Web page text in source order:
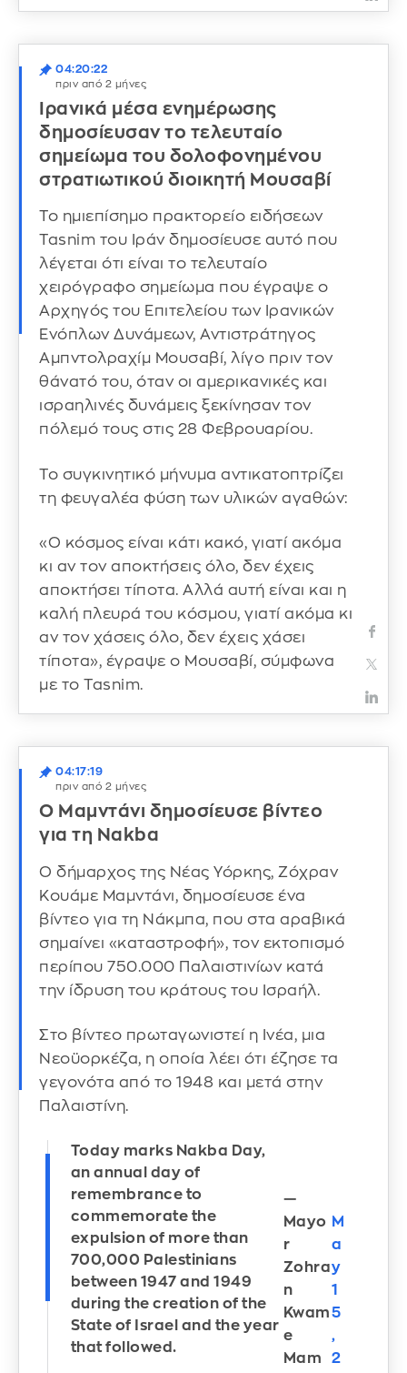
04:20:22
πριν από 2 μήνες
Ιρανικά μέσα ενημέρωσης
δημοσίευσαν το τελευταίο
σημείωμα του δολοφονημένου
στρατιωτικού διοικητή Μουσαβί
Το ημιεπίσημο πρακτορείο ειδήσεων
Tasnim του Ιράν δημοσίευσε αυτό που
λέγεται ότι είναι το τελευταίο
χειρόγραφο σημείωμα που έγραψε ο
Αρχηγός του Επιτελείου των Ιρανικών
Ενόπλων Δυνάμεων, Αντιστράτηγος
Αμπντολραχίμ Μουσαβί, λίγο πριν τον
θάνατό του, όταν οι αμερικανικές και
ισραηλινές δυνάμεις ξεκίνησαν τον
πόλεμό τους στις 28 Φεβρουαρίου.
Το συγκινητικό μήνυμα αντικατοπτρίζει
τη φευγαλέα φύση των υλικών αγαθών:
«Ο κόσμος είναι κάτι κακό, γιατί ακόμα
κι αν τον αποκτήσεις όλο, δεν έχεις
αποκτήσει τίποτα. Αλλά αυτή είναι και η
καλή πλευρά του κόσμου, γιατί ακόμα κι
αν τον χάσεις όλο, δεν έχεις χάσει
τίποτα», έγραψε ο Μουσαβί, σύμφωνα
με το Tasnim.
04:17:19
πριν από 2 μήνες
Ο Μαμντάνι δημοσίευσε βίντεο
για τη Nakba
Ο δήμαρχος της Νέας Υόρκης, Ζόχραν
Κουάμε Μαμντάνι, δημοσίευσε ένα
βίντεο για τη Νάκμπα, που στα αραβικά
σημαίνει «καταστροφή», τον εκτοπισμό
περίπου 750.000 Παλαιστινίων κατά
την ίδρυση του κράτους του Ισραήλ.
Στο βίντεο πρωταγωνιστεί η Ινέα, μια
Νεοϋορκέζα, η οποία λέει ότι έζησε τα
γεγονότα από το 1948 και μετά στην
Παλαιστίνη.
Today marks Nakba Day,
an annual day of
remembrance to
commemorate the
expulsion of more than
700,000 Palestinians
between 1947 and 1949
during the creation of the
State of Israel and the year
that followed.
—
Mayo
r
Zohra
n
Kwam
e
Mam
M
a
y
1
5
,
2